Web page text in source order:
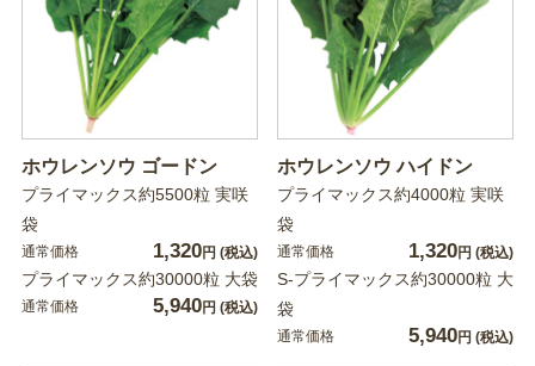
ホウレンソウ ゴードン
プライマックス約5500粒 実咲
袋
通常価格 1,320円 (税込)
プライマックス約30000粒 大袋
通常価格 5,940円 (税込)
ホウレンソウ ハイドン
プライマックス約4000粒 実咲
袋
通常価格 1,320円 (税込)
S-プライマックス約30000粒 大
袋
通常価格 5,940円 (税込)